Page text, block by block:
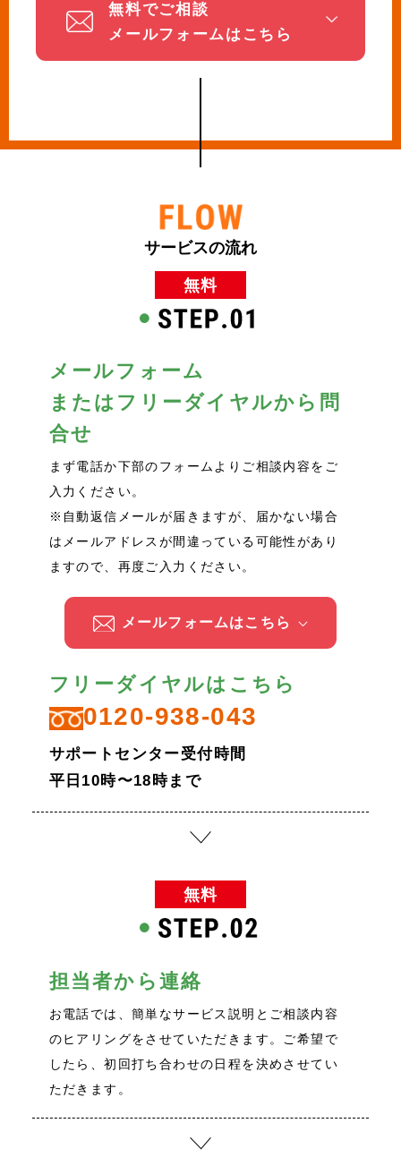
無料でご相談
メールフォームはこちら
サービスの流れ
無料
メールフォーム
またはフリーダイヤルから問
合せ
まず電話か下部のフォームよりご相談内容をご
入力ください。
※自動返信メールが届きますが、届かない場合
はメールアドレスが間違っている可能性があり
ますので、再度ご入力ください。
メールフォームはこちら
フリーダイヤルはこちら
0120-938-043
サポートセンター受付時間
平日10時〜18時まで
無料
担当者から連絡
お電話では、簡単なサービス説明とご相談内容
のヒアリングをさせていただきます。ご希望で
したら、初回打ち合わせの日程を決めさせてい
ただきます。